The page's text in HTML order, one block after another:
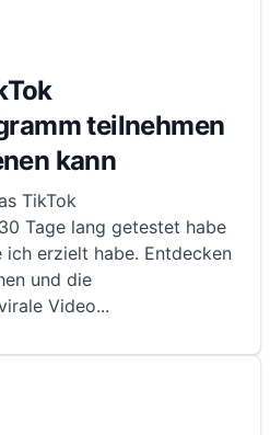
teilnehmen
kann
TikTok
Tage lang getestet habe
ich erzielt habe. Entdecken
und die
Video...